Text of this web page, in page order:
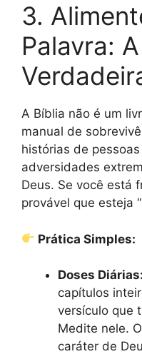
3.
Palavra:
A Bíblia não é um
manual de
histórias de
adversidades
Deus. Se você está
provável que esteja
Prática Simples:
Doses Diárias:
capítulos
versículo que
Medite nele.
caráter de